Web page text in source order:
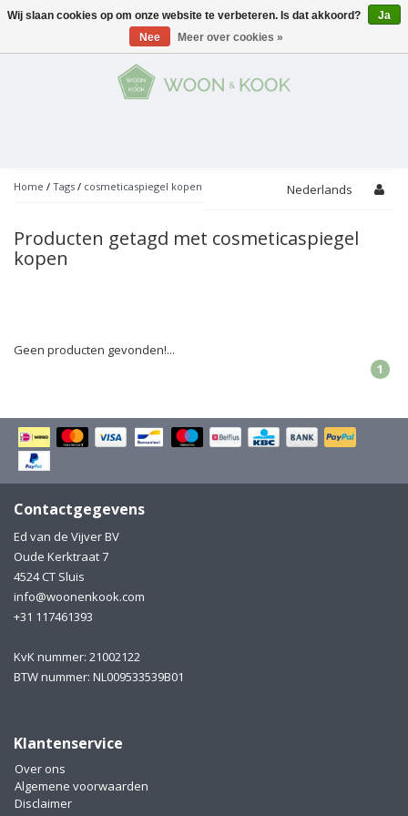
Menu
Peper- en Zoutmolens
Snijplanken
Electro
Koksmessen
Wijnaccessoires
Bakken
Inmaken
Glaswerk
Bestek
Linnen
Accessoires
Vuilbakjes
Tuin
Decoratie
THEMA'S
Fondue
Bakken
Pasta!
Unieke wijnbeleving
Thee
PROMOTIES
Merken
Home / Tags / cosmeticaspiegel kopen Nederlands
Producten getagd met cosmeticaspiegel
kopen
Geen producten gevonden!...
1
Contactgegevens
Ed van de Vijver BV
Oude Kerktraat 7
4524 CT Sluis
info@woonenkook.com
+31 117461393
KvK nummer: 21002122
BTW nummer: NL009533539B01
Klantenservice
Over ons
Algemene voorwaarden
Disclaimer
Wij slaan cookies op om onze website te verbeteren. Is dat akkoord?
Ja
Nee
Meer over cookies »